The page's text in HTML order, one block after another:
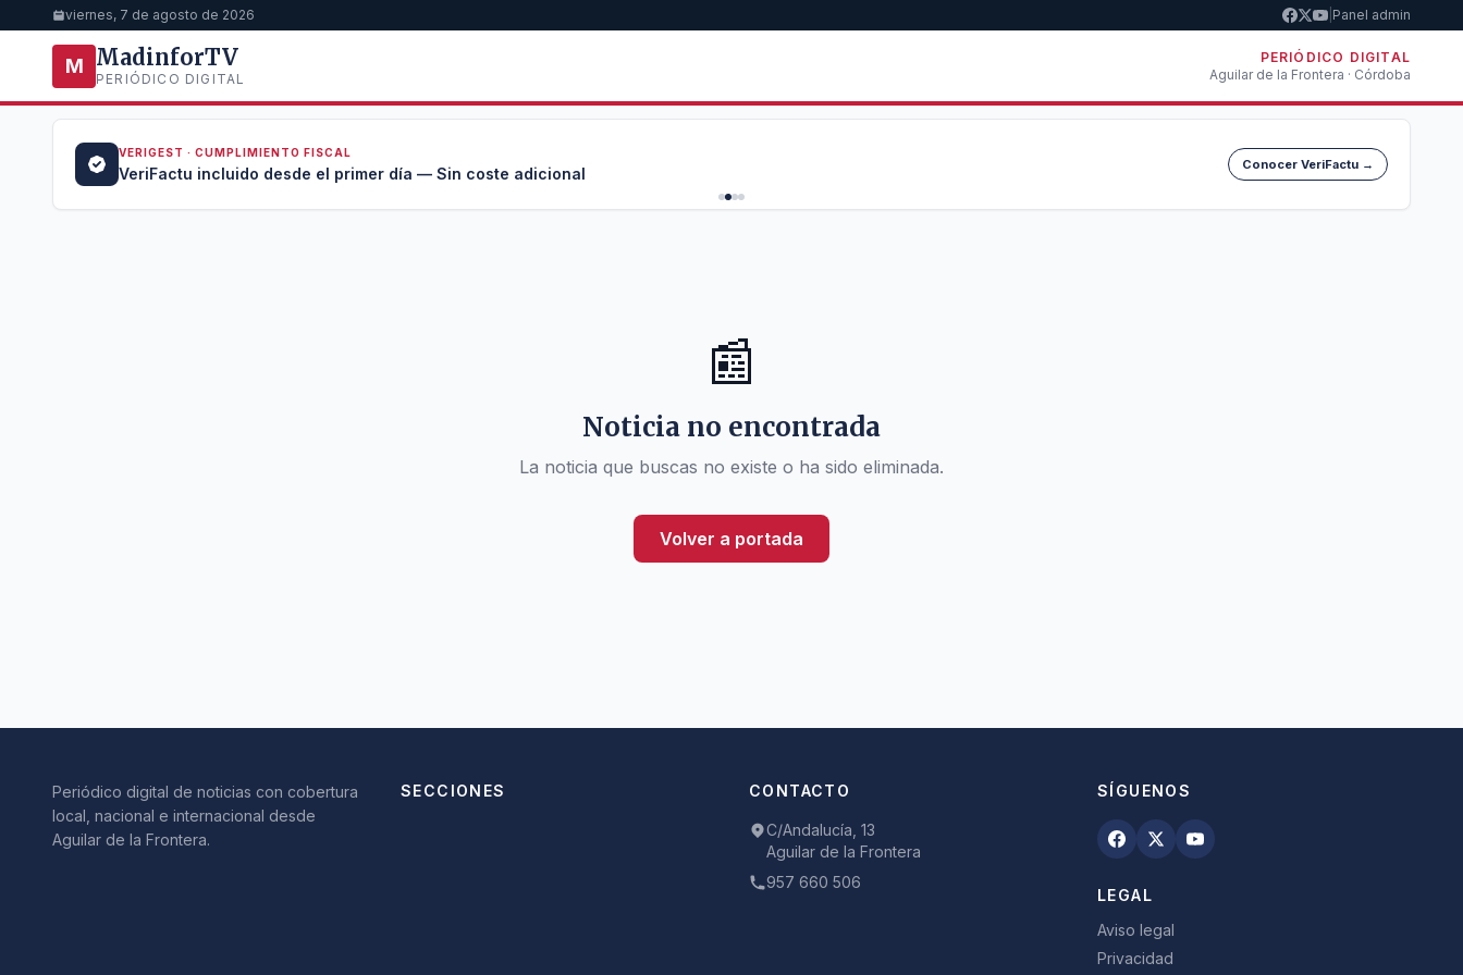
viernes, 7 de agosto de 2026 Panel admin
M MadinforTV
PERIÓDICO DIGITAL
PERIÓDICO DIGITAL
Aguilar de la Frontera · Córdoba
VERIGEST · CUMPLIMIENTO FISCAL
VeriFactu incluido desde el primer día — Sin coste adicional Conocer VeriFactu →
📰
Noticia no encontrada
La noticia que buscas no existe o ha sido eliminada.
Volver a portada
Periódico digital de noticias con cobertura
local, nacional e internacional desde
Aguilar de la Frontera.
SECCIONES CONTACTO
C/Andalucía, 13
Aguilar de la Frontera
957 660 506
SÍGUENOS
LEGAL
Aviso legal
Privacidad